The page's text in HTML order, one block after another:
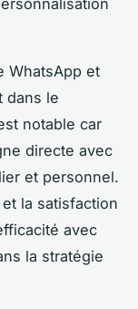
WhatsApp et
dans le
notable car
directe avec
et personnel.
la satisfaction
avec
la stratégie